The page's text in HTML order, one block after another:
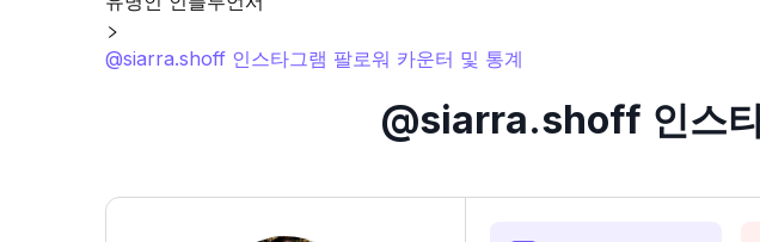
@siarra.shoff 인스타그램 팔로워 카운터 및 통계
@siarra.shoff 인스